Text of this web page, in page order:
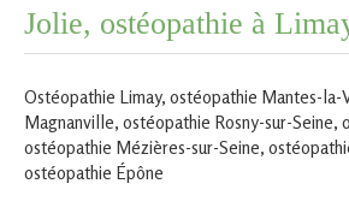
Jolie, ostéopathie à
Ostéopathie Limay, ostéopathie Mantes-la-
Magnanville, ostéopathie Rosny-sur-Seine,
ostéopathie Mézières-sur-Seine,
ostéopathie Épône